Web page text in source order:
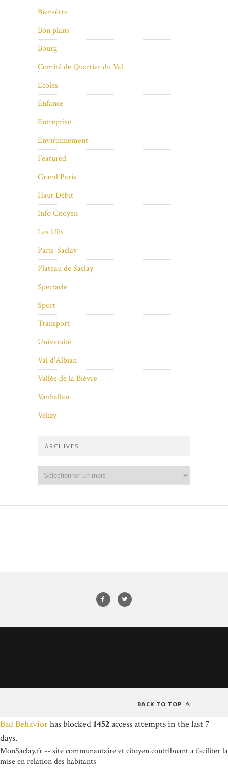
Bien-être
Bon plans
Bourg
Comité de Quartier du Val
Ecoles
Enfance
Entreprise
Environnement
Featured
Grand Paris
Haut Débit
Info Citoyen
Les Ulis
Paris-Saclay
Plateau de Saclay
Spectacle
Sport
Transport
Université
Val d'Albian
Vallée de la Bièvre
Vauhallan
Velizy
ARCHIVES
BACK TO TOP
Bad Behaviorhas blocked1452access attempts in the last 7
days.
MonSaclay.fr -- site communautaire et citoyen contribuant a faciliter la
mise en relation des habitants